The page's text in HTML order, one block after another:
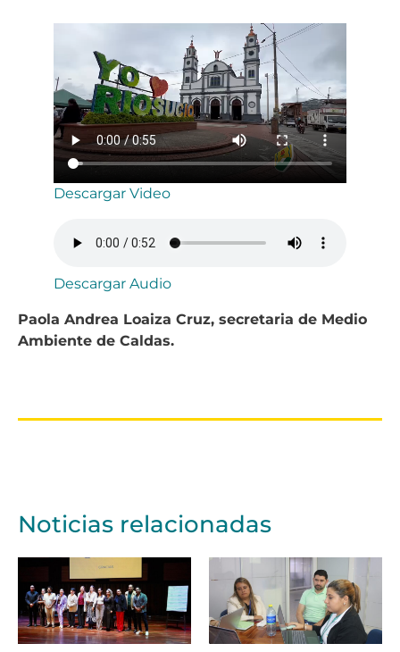
Descargar Video
Descargar Audio
Paola Andrea Loaiza Cruz, secretaria de Medio
Ambiente de Caldas.
Noticias relacionadas